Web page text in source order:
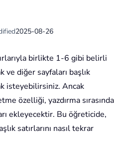
2025-08-26
birlikte 1-6 gibi belirli
ve diğer sayfaları başlık
isteyebilirsiniz. Ancak
özelliği, yazdırma sırasında
ekleyecektir. Bu öğreticide,
satırlarını nasıl tekrar